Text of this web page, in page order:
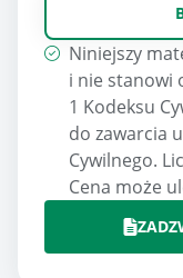
Niniejszy
i nie stanowi
1 Kodeksu
do zawarcia
Cywilnego.
Cena może